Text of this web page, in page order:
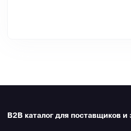
B2B каталог для поставщиков и